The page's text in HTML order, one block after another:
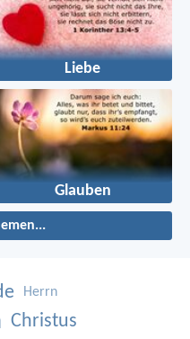
Liebe
Glauben
Herrn
Christus